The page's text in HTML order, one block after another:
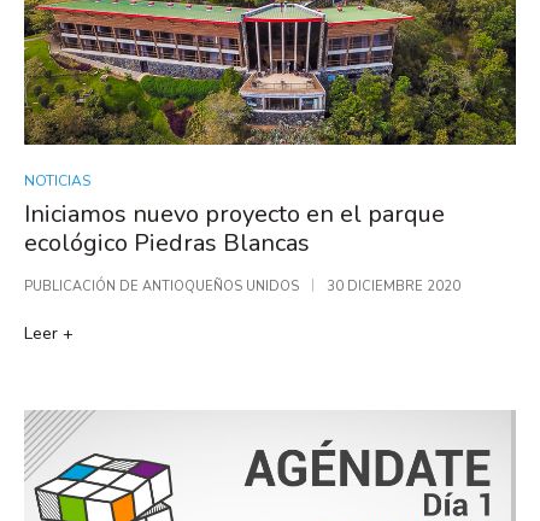
NOTICIAS
Iniciamos nuevo proyecto en el parque
ecológico Piedras Blancas
PUBLICACIÓN DE ANTIOQUEÑOS UNIDOS 30 DICIEMBRE 2020
Leer +